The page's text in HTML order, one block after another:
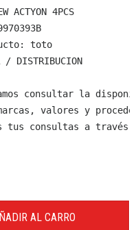
ACTYON 4PCS
toto
/ DISTRIBUCION
consultar la
valores y
consultas a través